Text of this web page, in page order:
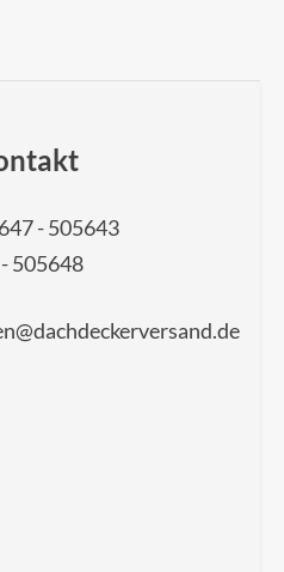
- 505643
505648